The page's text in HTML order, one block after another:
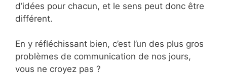
d’idées pour chacun, et le sens peut donc être
différent.
En y réfléchissant bien, c’est l’un des plus gros
problèmes de communication de nos jours,
vous ne croyez pas ?